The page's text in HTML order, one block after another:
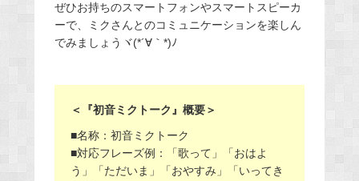
ぜひお持ちのスマートフォンやスマートスピーカ
ーで、ミクさんとのコミュニケーションを楽しん
でみましょうヾ(*´∀｀*)ﾉ
＜『初音ミクトーク』概要＞
■名称：初音ミクトーク
■対応フレーズ例：「歌って」「おはよ
う」「ただいま」「おやすみ」「いってき